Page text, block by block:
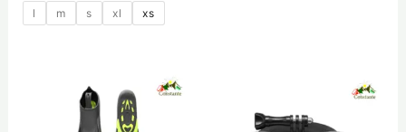
producto
l m s xl xs